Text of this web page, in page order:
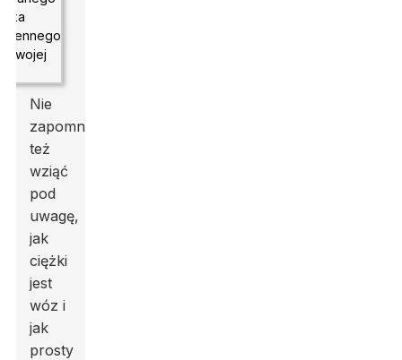
Nie
zapomnij
też
wziąć
pod
uwagę,
jak
ciężki
jest
wóz i
jak
prosty